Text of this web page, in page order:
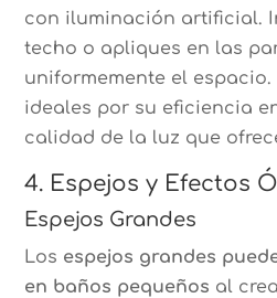
con iluminación artificial.
techo o apliques en las
uniformemente el espacio.
ideales por su eficiencia
calidad de la luz que
4. Espejos y Efectos
Espejos Grandes
Los espejos grandes
en baños pequeños al